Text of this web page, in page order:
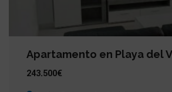
243.500€